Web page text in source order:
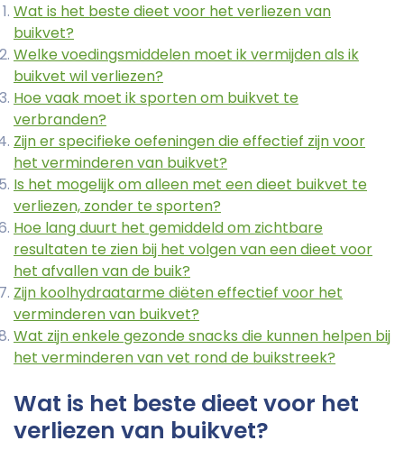
Wat is het beste dieet voor het verliezen van
buikvet?
Welke voedingsmiddelen moet ik vermijden als ik
buikvet wil verliezen?
Hoe vaak moet ik sporten om buikvet te
verbranden?
Zijn er specifieke oefeningen die effectief zijn voor
het verminderen van buikvet?
Is het mogelijk om alleen met een dieet buikvet te
verliezen, zonder te sporten?
Hoe lang duurt het gemiddeld om zichtbare
resultaten te zien bij het volgen van een dieet voor
het afvallen van de buik?
Zijn koolhydraatarme diëten effectief voor het
verminderen van buikvet?
Wat zijn enkele gezonde snacks die kunnen helpen bij
het verminderen van vet rond de buikstreek?
Wat is het beste dieet voor het
verliezen van buikvet?